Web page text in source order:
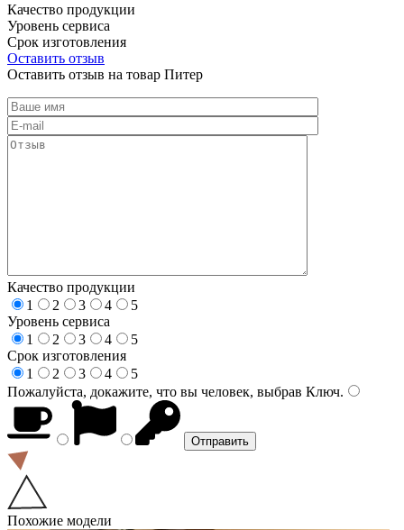
Качество продукции
Уровень сервиса
Срок изготовления
Оставить отзыв
Оставить отзыв на товар Питер
Качество продукции
1
2 3 4
5
Уровень сервиса
1
2 3 4
5
Срок изготовления
1
2 3 4
5
Пожалуйста, докажите, что вы человек, выбрав Ключ.
Похожие модели